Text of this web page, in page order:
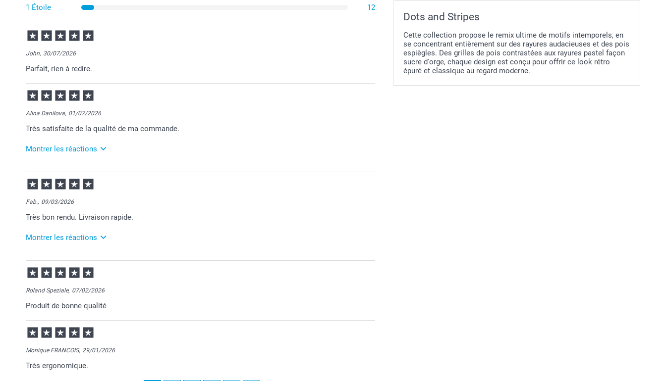
1 Étoile
12
John, 30/07/2026
Parfait, rien à redire.
Alina Danilova, 01/07/2026
Très satisfaite de la qualité de ma commande.
Montrer les réactions
07/07/2026
11:38
Bonjour Alina,
Nous restons à votre écoute et je vous souhaite une belle journée.
Florence@smartphoto
Fab., 09/03/2026
Très bon rendu. Livraison rapide.
Montrer les réactions
10/03/2026
10:26
Bonjour Fabrice,
Au plaisir de vous retrouver sur Smartphoto.
Cordialement,
Florence@smartphoto
Roland Speziale, 07/02/2026
Produit de bonne qualité
Monique FRANCOIS, 29/01/2026
Très ergonomique.
Dots and Stripes
Cette collection propose le remix ultime de motifs intemporels, en
se concentrant entièrement sur des rayures audacieuses et des pois
espiègles. Des grilles de pois contrastées aux rayures pastel façon
sucre d'orge, chaque design est conçu pour offrir ce look rétro
épuré et classique au regard moderne.